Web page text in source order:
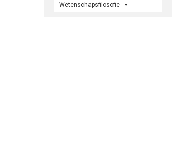
Wetenschapsfilosofie